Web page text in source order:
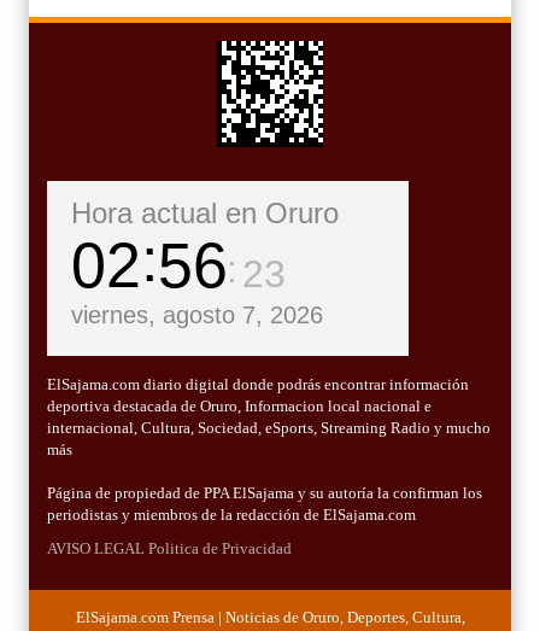
Hora actual en Oruro
02 56 24
viernes, agosto 7, 2026
ElSajama.com diario digital donde podrás encontrar información
deportiva destacada de Oruro, Informacion local nacional e
internacional, Cultura, Sociedad, eSports, Streaming Radio y mucho
más
Página de propiedad de PPA ElSajama y su autoría la confirman los
periodistas y miembros de la redacción de ElSajama.com
AVISO LEGAL Politica de Privacidad
ElSajama.com Prensa | Noticias de Oruro, Deportes, Cultura,